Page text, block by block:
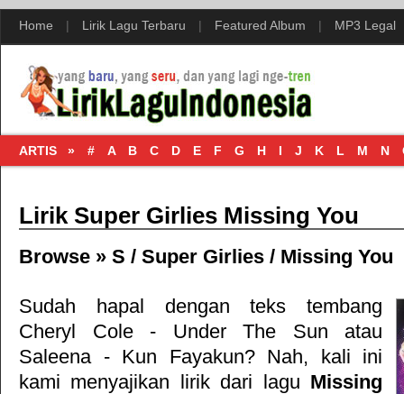
Home | Lirik Lagu Terbaru | Featured Album | MP3 Legal
ARTIS » # A B C D E F G H I J K L M N
Lirik Super Girlies Missing You
Browse » S / Super Girlies / Missing You
Sudah hapal dengan teks tembang
Cheryl Cole - Under The Sun atau
Saleena - Kun Fayakun? Nah, kali ini
kami menyajikan lirik dari lagu Missing